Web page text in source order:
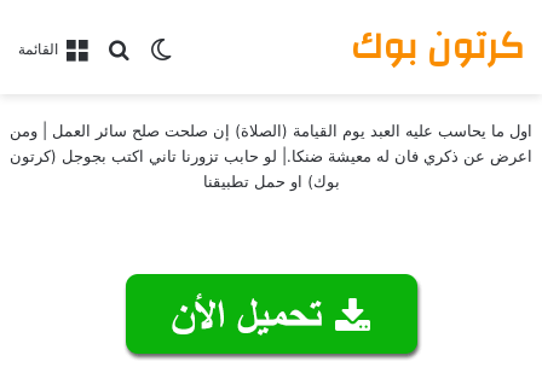
القائمةبحث عن
الوضع المظلم كرتون بوك
اول ما يحاسب عليه العبد يوم القيامة (الصلاة) إن صلحت صلح سائر العمل | ومن
اعرض عن ذكري فان له معيشة ضنكا.| لو حابب تزورنا تاني اكتب بجوجل (كرتون
بوك) او حمل تطبيقنا